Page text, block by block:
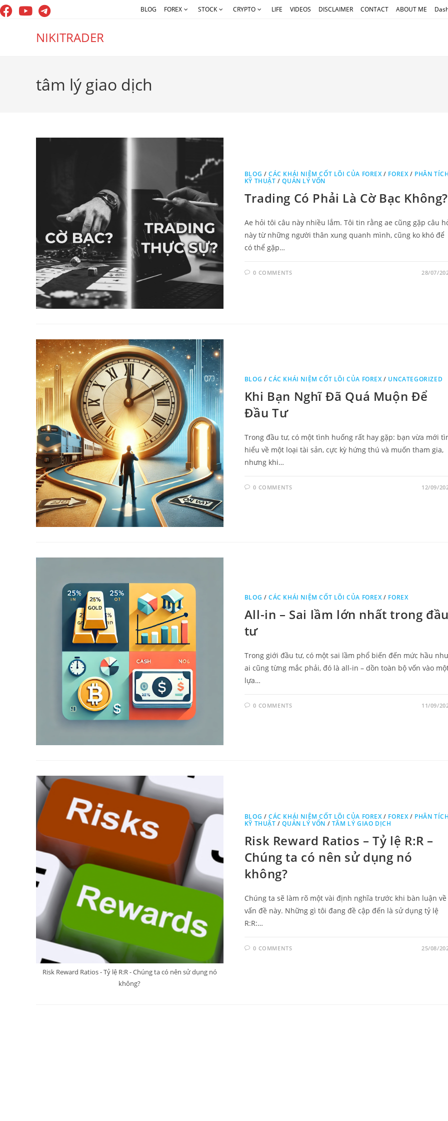
Skip
to
BLOG FOREX STOCK CRYPTO LIFE VIDEOS DISCLAIMER CONTACT ABOUT ME
NIKITRADER
tâm lý giao dịch
BLOG /CÁC KHÁI NIỆM CỐT LÕI CỦA FOREX/ FOREX/ PHÂN
KỸ THUẬT /QUẢN LÝ VỐN
Trading Có Phải Là Cờ Bạc Không?
Ae hỏi tôi câu này nhiều lắm. Tôi tin rằng ae cũng gặp câu
này từ những người thân xung quanh mình, cũng ko khó để
có thể gặp…
0 COMMENTS 28/07/
BLOG /CÁC KHÁI NIỆM CỐT LÕI CỦA FOREX/ UNCATEGORIZED
Khi Bạn Nghĩ Đã Quá Muộn Để
Đầu Tư
Trong đầu tư, có một tình huống rất hay gặp: bạn vừa mới
hiểu về một loại tài sản, cực kỳ hứng thú và muốn tham gia,
nhưng khi…
0 COMMENTS 12/09/
BLOG /CÁC KHÁI NIỆM CỐT LÕI CỦA FOREX/ FOREX
All-in – Sai lầm lớn nhất trong
tư
Trong giới đầu tư, có một sai lầm phổ biến đến mức hầu như
ai cũng từng mắc phải, đó là all-in – dồn toàn bộ vốn vào
lựa…
0 COMMENTS 11/09/
Risk Reward Ratios - Tỷ lệ R:R - Chúng ta có nên sử dụng nó
không?
BLOG /CÁC KHÁI NIỆM CỐT LÕI CỦA FOREX/ FOREX/ PHÂN
KỸ THUẬT /QUẢN LÝ VỐN / TÂM LÝ GIAO DỊCH
Risk Reward Ratios – Tỷ lệ R:R –
Chúng ta có nên sử dụng nó
không?
Chúng ta sẽ làm rõ một vài định nghĩa trước khi bàn luận về
vấn đề này. Những gì tôi đang đề cập đến là sử dụng tỷ lệ
R:R:…
0 COMMENTS 25/08/